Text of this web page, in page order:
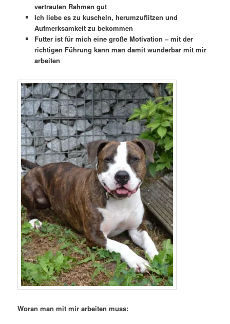
vertrauten Rahmen gut
Ich liebe es zu kuscheln, herumzuflitzen und
Aufmerksamkeit zu bekommen
Futter ist für mich eine große Motivation – mit der
richtigen Führung kann man damit wunderbar mit mir
arbeiten
Woran man mit mir arbeiten muss: